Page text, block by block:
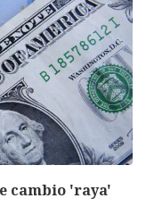
cambio 'raya'